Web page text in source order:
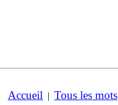
Accueil | Tous les mots